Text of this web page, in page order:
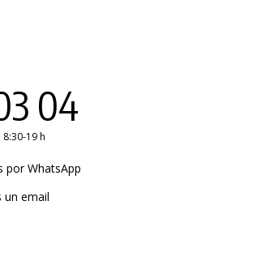
04
19 h
por WhatsApp
un email